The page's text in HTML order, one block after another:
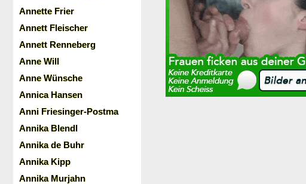
Annette Frier
Annett Fleischer
Annett Renneberg
Anne Will
Anne Wünsche
Annica Hansen
Anni Friesinger-Postma
Annika Blendl
Annika de Buhr
Annika Kipp
Annika Murjahn